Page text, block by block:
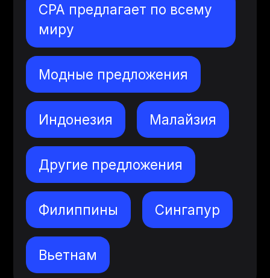
CPA предлагает по всему
миру
Модные предложения
Индонезия Малайзия
Другие предложения
Филиппины Сингапур
Вьетнам